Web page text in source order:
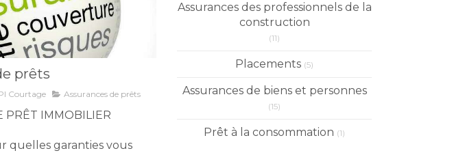
prêts
Courtage Assurances de prêts
PRÊT IMMOBILIER
quelles garanties vous
Assurances des professionnels de la
construction
(11)
Placements (5)
Assurances de biens et personnes
(15)
Prêt à la consommation (1)